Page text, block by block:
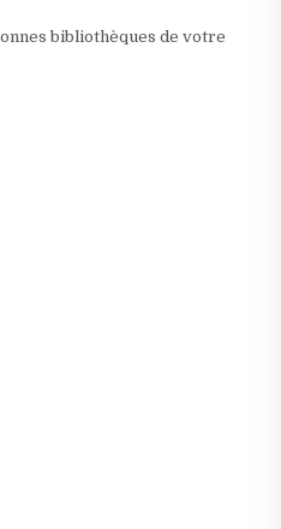
bibliothèques de votre